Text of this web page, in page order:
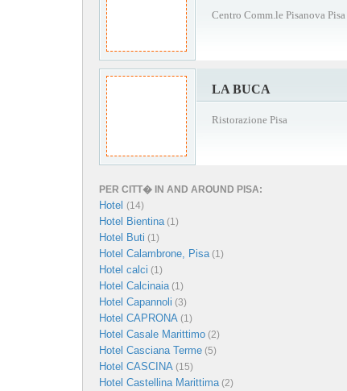
Centro Comm.le Pisanova Pisa
LA BUCA
Ristorazione Pisa
PER CITT� IN AND AROUND PISA:
Hotel (14)
Hotel Bientina(1)
Hotel Buti (1)
Hotel Calambrone, Pisa(1)
Hotel calci (1)
Hotel Calcinaia(1)
Hotel Capannoli (3)
Hotel CAPRONA (1)
Hotel Casale Marittimo (2)
Hotel Casciana Terme (5)
Hotel CASCINA (15)
Hotel Castellina Marittima(2)